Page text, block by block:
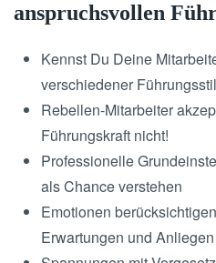
anspruchsvollen
Kennst Du Deine
verschiedener
Rebellen-Mitarbeiter
Führungskraft nicht!
Professionelle
als Chance verstehen
Emotionen
Erwartungen und